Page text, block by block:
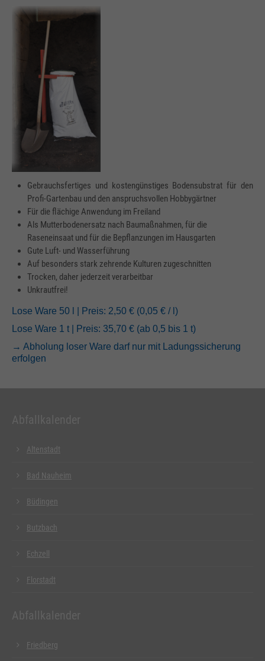
Gebrauchsfertiges und kostengünstiges Bodensubstrat für den
Profi-Gartenbau und den anspruchsvollen Hobbygärtner
Für die flächige Anwendung im Freiland
Als Mutterbodenersatz nach Baumaßnahmen, für die
Raseneinsaat und für die Bepflanzungen im Hausgarten
Gute Luft- und Wasserführung
Auf besonders stark zehrende Kulturen zugeschnitten
Trocken, daher jederzeit verarbeitbar
Unkrautfrei!
Lose Ware 50 l | Preis: 2,50 € (0,05 € / l)
Lose Ware 1 t | Preis: 35,70 € (ab 0,5 bis 1 t)
→ Abholung loser Ware darf nur mit Ladungssicherung
erfolgen
Abfallkalender
Altenstadt
Bad Nauheim
Büdingen
Butzbach
Echzell
Florstadt
Abfallkalender
Friedberg